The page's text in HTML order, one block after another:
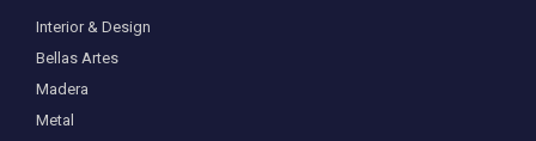
Interior & Design
Bellas Artes
Madera
Metal